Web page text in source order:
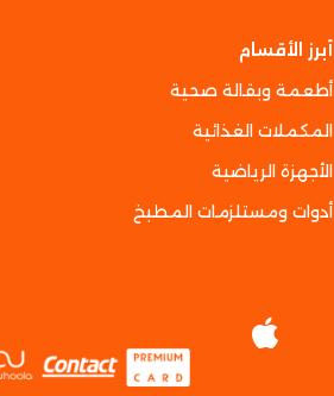
أبرز الأقسام
أطعمة وبقالة صحية
المكملات الغذائية
الأجهزة الرياضية
أدوات ومستلزمات المطبخ